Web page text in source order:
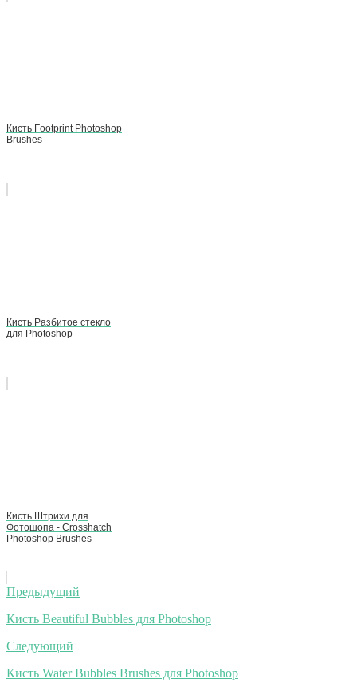
Кисть Footprint Photoshop
Brushes
Кисть Разбитое стекло
для Photoshop
Кисть Штрихи для
Фотошопа - Crosshatch
Photoshop Brushes
Навигация
по
записям
Предыдущий
Кисть Beautiful Bubbles для Photoshop
Следующий
Кисть Water Bubbles Brushes для Photoshop